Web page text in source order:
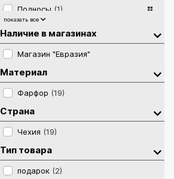
Подносы (1)
Салатники и пиалы
Столовые сервизы(1)
Тарелка десертная
Тарелка суповая(1)
Чайная пара
Чайные сервизы
Элитные Подарки(1)
показать все
Наличие в магазинах
Магазин "Евразия"
Материал
Фарфор (19)
Страна
Чехия (19)
Тип товара
подарок (2)